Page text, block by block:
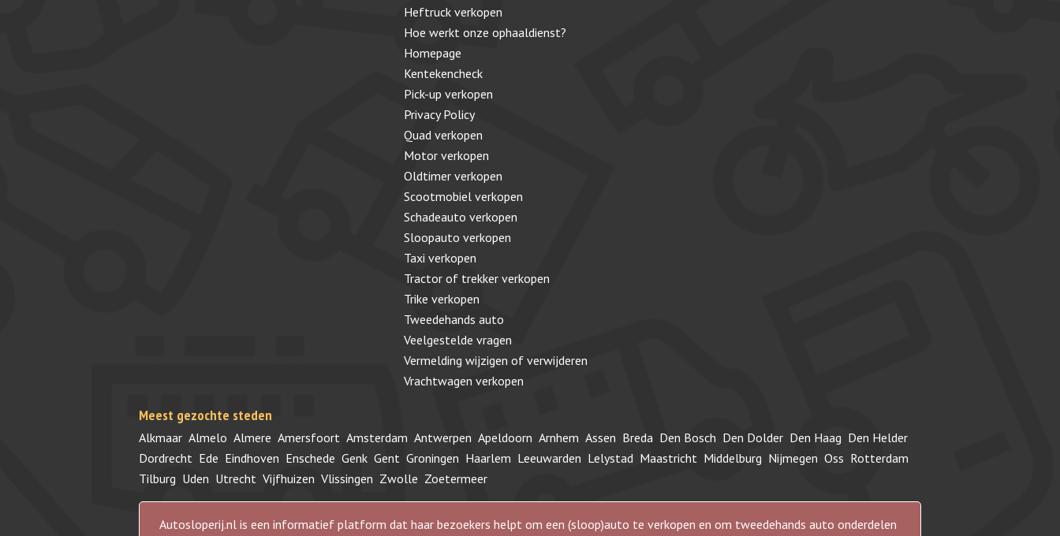
Heftruck verkopen
Hoe werkt onze ophaaldienst?
Homepage
Kentekencheck
Pick-up verkopen
Privacy Policy
Quad verkopen
Motor verkopen
Oldtimer verkopen
Scootmobiel verkopen
Schadeauto verkopen
Sloopauto verkopen
Taxi verkopen
Tractor of trekker verkopen
Trike verkopen
Tweedehands auto
Veelgestelde vragen
Vermelding wijzigen of verwijderen
Vrachtwagen verkopen
Meest gezochte steden
Alkmaar Almelo Almere Amersfoort Amsterdam Antwerpen Apeldoorn Arnhem Assen Breda Den Bosch Den Dolder Den Haag Den Helder
Dordrecht Ede Eindhoven Enschede Genk Gent Groningen Haarlem Leeuwarden Lelystad Maastricht Middelburg Nijmegen Oss Rotterdam
Tilburg Uden Utrecht Vijfhuizen Vlissingen Zwolle Zoetermeer
Autosloperij.nl is een informatief platform dat haar bezoekers helpt om een (sloop)auto te verkopen en om tweedehands auto onderdelen